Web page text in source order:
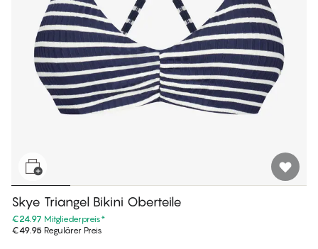
Skye Triangel Bikini Oberteile
€24.97 Mitgliederpreis*
€49.95 Regulärer Preis